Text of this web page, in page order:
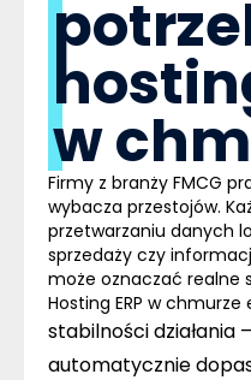
w
Firmy z branży FMCG
wybacza przestojów.
przetwarzaniu danych
sprzedaży czy
może oznaczać realne
Hosting ERP w
stabilności działania
automatycznie